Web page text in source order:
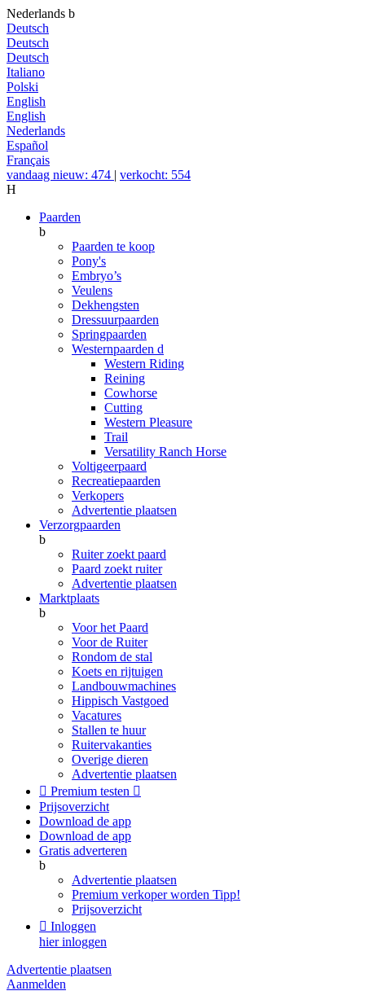
Nederlands b
Deutsch
Deutsch
Deutsch
Italiano
Polski
English
English
Nederlands
Español
Français
vandaag nieuw: 474 | verkocht: 554
H
Paarden
b
Paarden te koop
Pony's
Embryo’s
Veulens
Dekhengsten
Dressuurpaarden
Springpaarden
Westernpaarden d
Western Riding
Reining
Cowhorse
Cutting
Western Pleasure
Trail
Versatility Ranch Horse
Voltigeerpaard
Recreatiepaarden
Verkopers
Advertentie plaatsen
Verzorgpaarden
b
Ruiter zoekt paard
Paard zoekt ruiter
Advertentie plaatsen
Marktplaats
b
Voor het Paard
Voor de Ruiter
Rondom de stal
Koets en rijtuigen
Landbouwmachines
Hippisch Vastgoed
Vacatures
Stallen te huur
Ruitervakanties
Overige dieren
Advertentie plaatsen
 Premium testen 
Prijsoverzicht
Download de app
Download de app
Gratis adverteren
b
Advertentie plaatsen
Premium verkoper worden Tipp!
Prijsoverzicht
 Inloggen
hier inloggen
Advertentie plaatsen
Aanmelden